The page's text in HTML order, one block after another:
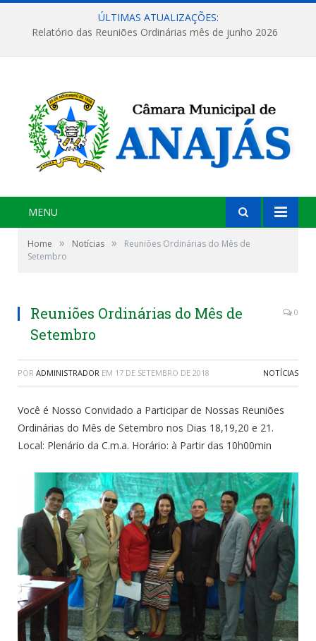
ÚLTIMAS ATUALIZAÇÕES:
Relatório das Reuniões Ordinárias mês de junho 2026
MENU
Home » Notícias »
Reuniões Ordinárias do Mês de
Setembro
Reuniões Ordinárias do Mês de
Setembro
0
POR ADMINISTRADOR EM 17 DE SETEMBRO DE 2018 NOTÍCIAS
Você é Nosso Convidado a Participar de Nossas Reuniões
Ordinárias do Mês de Setembro nos Dias 18,19,20 e 21.
Local: Plenário da C.m.a. Horário: à Partir das 10h00min